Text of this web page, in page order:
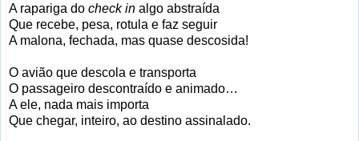
A rapariga do check in algo abstraída
Que recebe, pesa, rotula e faz seguir
A malona, fechada, mas quase descosida!
O avião que descola e transporta
O passageiro descontraído e animado…
A ele, nada mais importa
Que chegar, inteiro, ao destino assinalado.